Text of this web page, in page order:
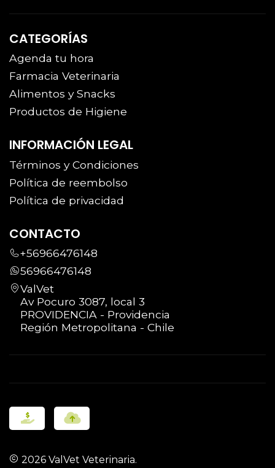
CATEGORÍAS
Agenda tu hora
Farmacia Veterinaria
Alimentos y Snacks
Productos de Higiene
INFORMACIÓN LEGAL
Términos y Condiciones
Política de reembolso
Política de privacidad
CONTACTO
+56966476148
56966476148
ValVet
Av Pocuro 3087, local 3
PROVIDENCIA - Providencia
Región Metropolitana - Chile
2026 ValVet Veterinaria.